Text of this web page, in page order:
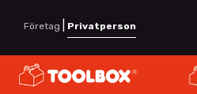
Företag Privatperson